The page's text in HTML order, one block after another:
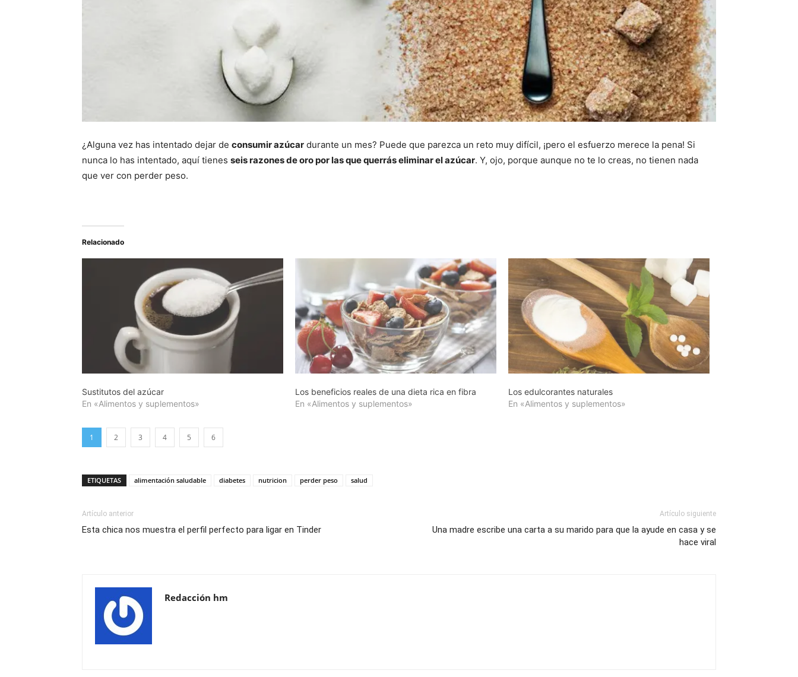
¿Alguna vez has intentado dejar de consumir azúcar durante un mes? Puede que parezca un reto muy difícil, ¡pero el esfuerzo merece la pena! Si
nunca lo has intentado, aquí tienes seis razones de oro por las que querrás eliminar el azúcar. Y, ojo, porque aunque no te lo creas, no tienen nada
que ver con perder peso.
Relacionado
Sustitutos del azúcar
En «Alimentos y suplementos»
Los beneficios reales de una dieta rica en fibra
En «Alimentos y suplementos»
Los edulcorantes naturales
En «Alimentos y suplementos»
1 2 3 4 5 6
ETIQUETAS alimentación saludable diabetes nutricion perder peso salud
Artículo anterior
Esta chica nos muestra el perfil perfecto para ligar en Tinder
Artículo siguiente
Una madre escribe una carta a su marido para que la ayude en casa y se
hace viral
Redacción hm